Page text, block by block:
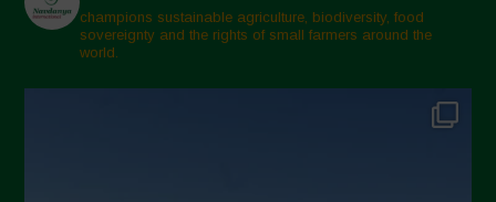
Marzo 2025
Febbraio 2025
Gennaio 2025
champions sustainable agriculture, biodiversity, food
sovereignty and the rights of small farmers around the
world.